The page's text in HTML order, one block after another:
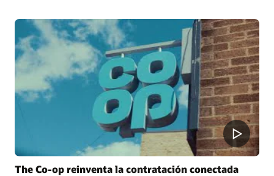
The Co-op reinventa la contratación conectada